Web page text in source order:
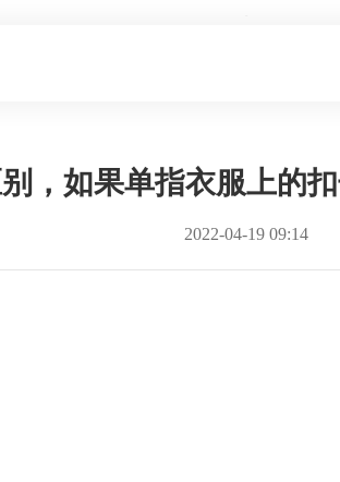
，如果单指衣服上的
2022-04-19 09:14